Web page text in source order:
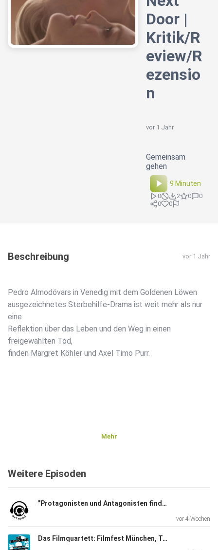
Door |
Kritik/R
eview/R
ezensio
n
vor 1 Jahr
Gemeinsam
gehen
9 Minuten
0 2 0
0
0
0
Beschreibung vor 1 Jahr
Pedro Almodóvars in Venedig mit dem Goldenen Löwen
ausgezeichnetes Sterbehilfe-Drama ist weit mehr als nur
eine
Reflektion über das Leben und den Weg in einen
freigewählten Tod,
finden Margret Köhler und Axel Timo Purr.
Mehr
Weitere Episoden
"Protagonisten und Antagonisten finde ich langweilig"
vor 4 Wochen
Das Filmquartett: Filmfest München, Teil 03